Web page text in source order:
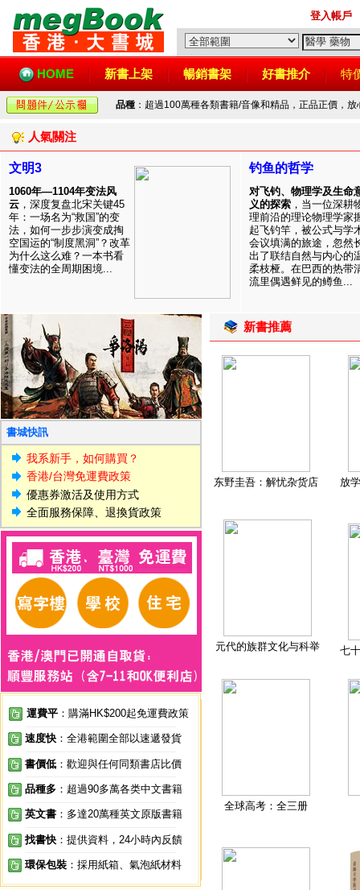
登入帳戶
HOME 新書上架 暢銷書架 好書推介 特
品種 ：超過100萬種各類書籍/音像和精品，正品正價，
人氣關注
文明3
1060年—1104年变法风
云 ，深度复盘北宋关键45
年：一场名为“救国”的变
法，如何一步步演变成掏
空国运的“制度黑洞”？改革
为什么这么难？一本书看
懂变法的全周期困境...
钓鱼的哲学
对飞钓、物理学及生命
义的探索 ，当一位深耕
理前沿的理论物理学家
起飞钓竿，被公式与学
会议填满的旅途，忽然
出了联结自然与内心的
柔枝桠。在巴西的热带
流里偶遇鲜见的鳟鱼...
書城快訊
我系新手，如何購買？
香港/台灣免運費政策
優惠券激活及使用方式
全面服務保障、退換貨政策
運費平 ：購滿HK$200起免運費政策
速度快 ：全港範圍全部以速遞發貨
書價低 ：歡迎與任何同類書店比價
品種多 ：超過90多萬各类中文書籍
英文書 ：多達20萬種英文原版書籍
找書快 ：提供資料，24小時內反饋
環保包裝 ：採用紙箱、氣泡紙材料
新書推薦
东野圭吾：解忧杂货店 放
元代的族群文化与科举 七
全球高考：全三册